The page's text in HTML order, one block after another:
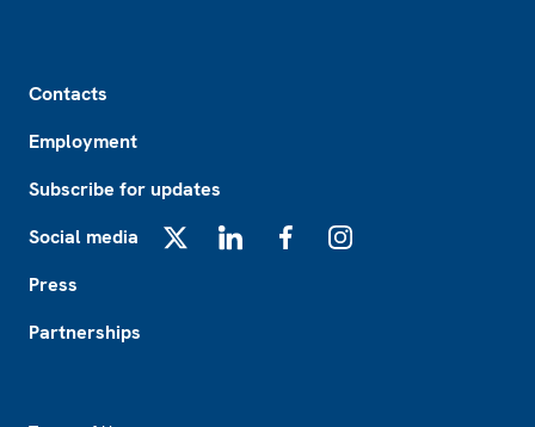
Contacts
Employment
Subscribe for updates
Social media
Press
Partnerships